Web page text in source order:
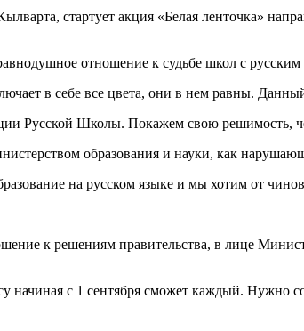
стартует акция «Белая ленточка»
отношение к судьбе школ с
в себе все цвета, они в нем равны.
Русской Школы. Покажем свою решимость,
образования и науки, как
на русском языке и мы хотим от
к решениям правительства, в лице
с 1 сентября сможет каждый. Нужно